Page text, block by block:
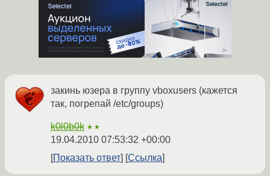
закинь юзера в группу vboxusers (кажется
так, погрепай /etc/groups)
k0l0b0k ★★
19.04.2010 07:53:32 +00:00
Показать ответ
Ссылка